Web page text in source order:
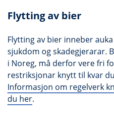
Flytting av bier
Flytting av bier inneber
sjukdom og skadegjerarar.
i Noreg, må derfor vere fri
restriksjonar knytt til kvar
Informasjon om regelverk
du her.